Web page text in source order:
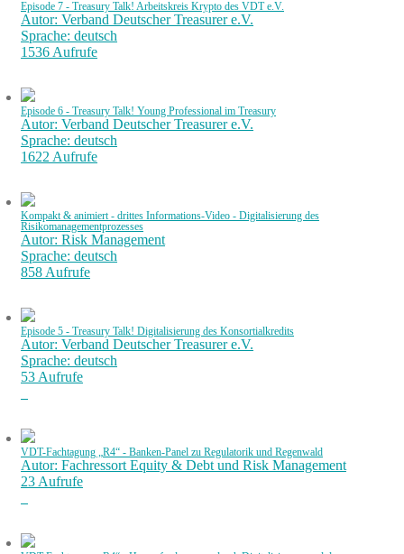
Episode 7 - Treasury Talk! Arbeitskreis Krypto des VDT e.V.
Autor: Verband Deutscher Treasurer e.V.
Sprache: deutsch
1536 Aufrufe
Episode 6 - Treasury Talk! Young Professional im Treasury
Autor: Verband Deutscher Treasurer e.V.
Sprache: deutsch
1622 Aufrufe
Kompakt & animiert - drittes Informations-Video - Digitalisierung des
Risikomanagementprozesses
Autor: Risk Management
Sprache: deutsch
858 Aufrufe
Episode 5 - Treasury Talk! Digitalisierung des Konsortialkredits
Autor: Verband Deutscher Treasurer e.V.
Sprache: deutsch
53 Aufrufe
VDT-Fachtagung „R4“ - Banken-Panel zu Regulatorik und Regenwald
Autor: Fachressort Equity & Debt und Risk Management
23 Aufrufe